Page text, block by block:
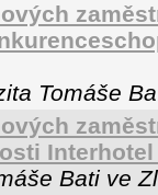
Tomáše
Bati ve